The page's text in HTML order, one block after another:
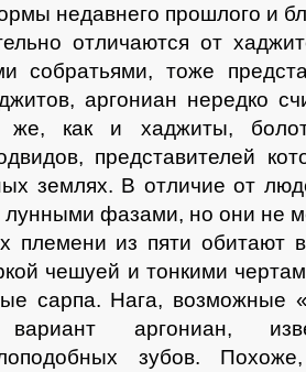
недавнего прошлого и
отличаются от
собратьями, тоже
аргониан нередко
же, как и хаджиты,
представителей
землях. В отличие от
лунными фазами, но они не
племени из пяти обитают
чешуей и тонкими
сарпа. Нага, возможные
вариант аргониан,
зубов.